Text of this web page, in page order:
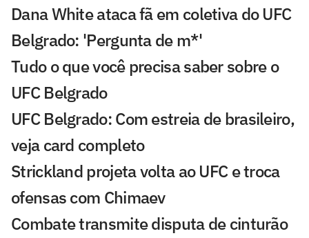
Dana White ataca fã em coletiva do UFC
Belgrado: 'Pergunta de m*'
Tudo o que você precisa saber sobre o
UFC Belgrado
UFC Belgrado: Com estreia de brasileiro,
veja card completo
Strickland projeta volta ao UFC e troca
ofensas com Chimaev
Combate transmite disputa de cinturão